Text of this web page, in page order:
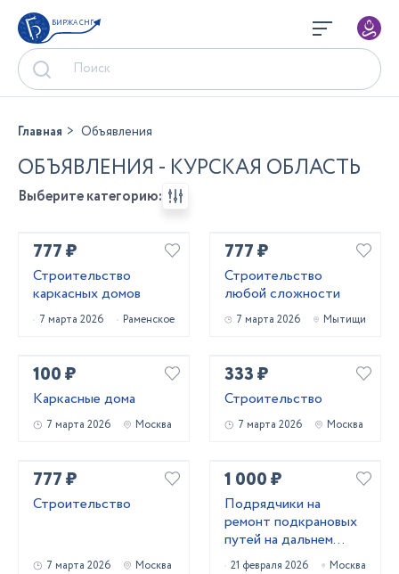
БИРЖА СНГ
Главная Объявления
ОБЪЯВЛЕНИЯ - КУРСКАЯ ОБЛАСТЬ
Выберите категорию:
777 ₽
Строительство
каркасных домов
7 марта 2026 Раменское
777 ₽
Строительство
любой сложности
7 марта 2026 Мытищи
100 ₽
Каркасные дома
7 марта 2026 Москва
333 ₽
Строительство
7 марта 2026 Москва
777 ₽
Строительство
7 марта 2026 Москва
1 000 ₽
Подрядчики на
ремонт подкрановых
путей на дальнем
востоке
21 февраля 2026 Москва